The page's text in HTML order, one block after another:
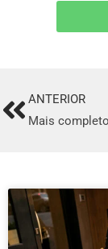
PrevANTERIOR